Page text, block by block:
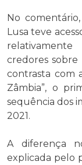
No
Lusa teve
relativamente
credores
contrasta com
Zâmbia”, o
sequência dos
2021.
A diferença
explicada pelo